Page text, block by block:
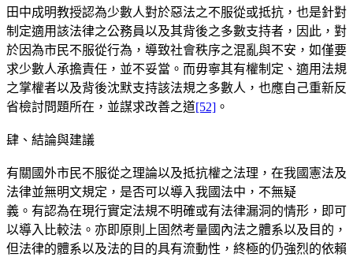
田中成明教授認為少數人對於惡法之不服從或抵抗，也是針對
制定適用該法律之公務員以及其背後之多數支持者，因此，對
於因為市民不服從行為，導致社會秩序之混亂與不安，如僅要
求少數人承擔責任，並不妥當。而毋寧其有權制定、適用法規
之掌權者以及背後沈默支持該法規之多數人，也應自己重新反
省檢討問題所在，並謀求改善之道[52] 。
肆、結論與建議
有關國外市民不服從之理論以及抵抗權之法理，在我國憲法及
法律並無明文規定，是否可以導入我國法中，不無疑
義。有認為在現行實定法規不明確或有法律漏洞的情形，即可
以導入比較法。亦即原則上固然考量國內法之體系以及目的，
但法律的體系以及法的目的具有流動性，終極的仍強烈的依賴